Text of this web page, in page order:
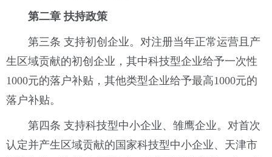
第二章 扶持政策
第三条 支持初创企业。对注册当年正常运营且产
生区域贡献的初创企业，其中科技型企业给予一次性
1000元的落户补贴，其他类型企业给予最高1000元的
落户补贴。
第四条 支持科技型中小企业、雏鹰企业。对首次
认定并产生区域贡献的国家科技型中小企业、天津市